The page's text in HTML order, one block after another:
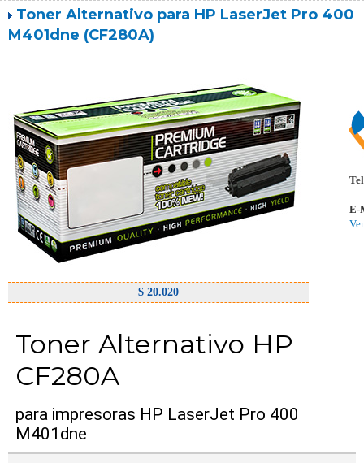
Toner Alternativo para HP LaserJet Pro 400
M401dne (CF280A)
$ 20.020
Tel
E-
Toner Alternativo HP
CF280A
para impresoras HP LaserJet Pro 400
M401dne